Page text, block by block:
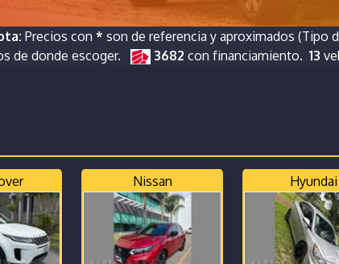
Precios con * son de referencia y aproximados (Tipo
de donde escoger. 3682 con financiamiento. 13
Nissan Hyundai